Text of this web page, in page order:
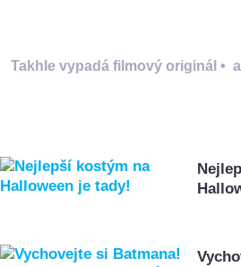
Takhle vypadá filmový originál •